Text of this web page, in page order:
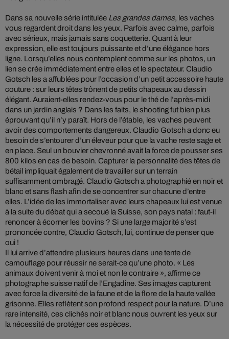
Dans sa nouvelle série intitulée Les grandes dames, les vaches
vous regardent droit dans les yeux. Parfois avec calme, parfois
avec sérieux, mais jamais sans coquetterie. Quant à leur
expression, elle est toujours puissante et d’une élégance hors
ligne. Lorsqu’elles nous contemplent comme sur les photos, un
lien se crée immédiatement entre elles et le spectateur. Claudio
Gotsch les a affublées pour l’occasion d’un petit accessoire haute
couture : sur leurs têtes trônent de petits chapeaux au dessin
élégant. Auraient-elles rendez-vous pour le thé de l’après-midi
dans un jardin anglais ? Dans les faits, le shooting fut bien plus
éprouvant qu’il n’y paraît. Hors de l’étable, les vaches peuvent
avoir des comportements dangereux. Claudio Gotsch a donc eu
besoin de s’entourer d’un éleveur pour que la vache reste sage et
en place. Seul un bouvier chevronné avait la force de pousser ses
800 kilos en cas de besoin. Capturer la personnalité des têtes de
bétail impliquait également de travailler sur un terrain
suffisamment ombragé. Claudio Gotsch a photographié en noir et
blanc et sans flash afin de se concentrer sur chacune d’entre
elles. L’idée de les immortaliser avec leurs chapeaux lui est venue
à la suite du débat qui a secoué la Suisse, son pays natal : faut-il
renoncer à écorner les bovins ? Si une large majorité s’est
prononcée contre, Claudio Gotsch, lui, continue de penser que
oui !
Il lui arrive d’attendre plusieurs heures dans une tente de
camouflage pour réussir ne serait-ce qu’une photo. « Les
animaux doivent venir à moi et non le contraire », affirme ce
photographe suisse natif de l’Engadine. Ses images capturent
avec force la diversité de la faune et de la flore de la haute vallée
grisonne. Elles reflètent son profond respect pour la nature. D’une
rare intensité, ces clichés noir et blanc nous ouvrent les yeux sur
la nécessité de protéger ces espèces.